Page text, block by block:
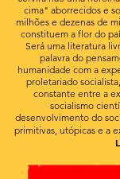
cima" aborrecidos e
milhões e dezenas de
constituem a flor do
Será uma literatura
palavra do
humanidade com a
proletariado
constante entre a
socialismo
desenvolvimento do
primitivas, utópicas e a